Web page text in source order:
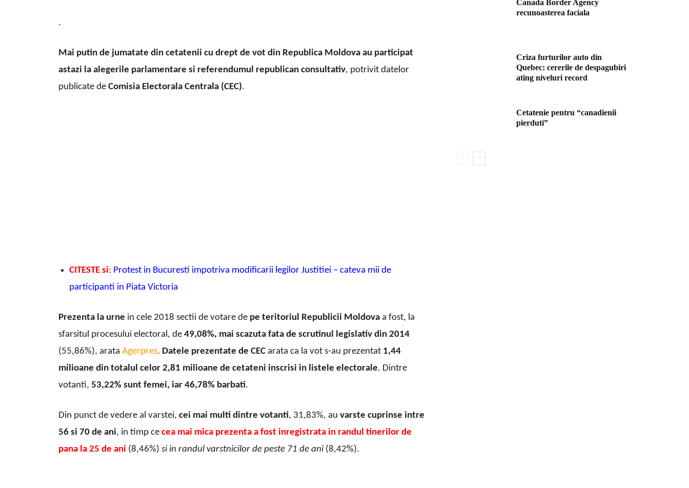
.
Mai putin de jumatate din cetatenii cu drept de vot din Republica Moldova au participat
astazi la alegerile parlamentare si referendumul republican consultativ, potrivit datelor
publicate de Comisia Electorala Centrala (CEC).
CITESTE si: Protest in Bucuresti impotriva modificarii legilor Justitiei – cateva mii de
participanti in Piata Victoria
Prezenta la urne in cele 2018 sectii de votare de pe teritoriul Republicii Moldova a fost, la
sfarsitul procesului electoral, de 49,08%, mai scazuta fata de scrutinul legislativ din 2014
(55,86%), arata Agerpres. Datele prezentate de CEC arata ca la vot s-au prezentat 1,44
milioane din totalul celor 2,81 milioane de cetateni inscrisi in listele electorale. Dintre
votanti, 53,22% sunt femei, iar 46,78% barbati.
Din punct de vedere al varstei, cei mai multi dintre votanti, 31,83%, au varste cuprinse intre
56 si 70 de ani, in timp ce cea mai mica prezenta a fost inregistrata in randul tinerilor de
pana la 25 de ani (8,46%) si in randul varstnicilor de peste 71 de ani (8,42%).
Canada Border Agency
recunoasterea faciala
Criza furturilor auto din
Quebec: cererile de despagubiri
ating niveluri record
Cetatenie pentru “canadienii
pierduti”